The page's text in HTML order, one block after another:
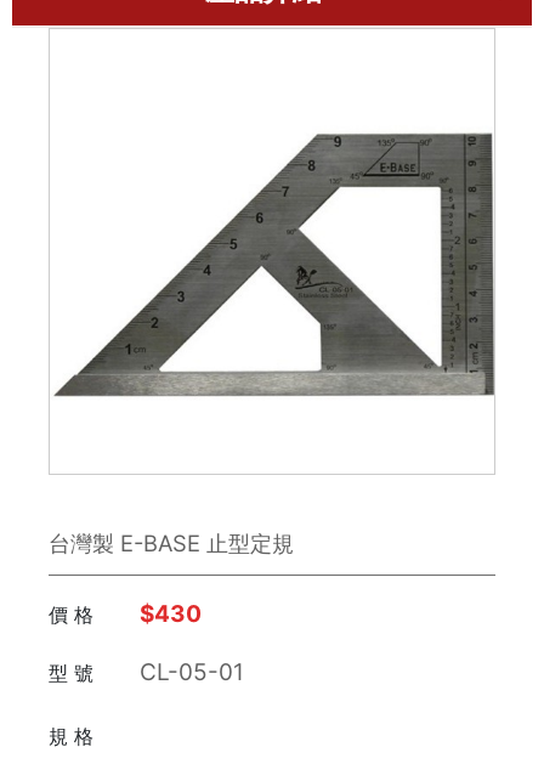
美工刀 / 刀類
銼刀
板手
日本 Engineer
FUJIYA富士劍
德國 Knipex
台灣製 E-BASE 止型定規
價 格 $430
型 號 CL-05-01
規 格